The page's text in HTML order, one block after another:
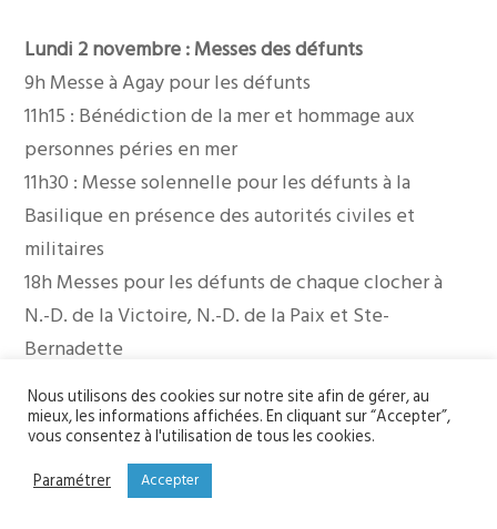
Lundi 2 novembre : Messes des défunts
9h Messe à Agay pour les défunts
11h15 : Bénédiction de la mer et hommage aux
personnes péries en mer
11h30 : Messe solennelle pour les défunts à la
Basilique en présence des autorités civiles et
militaires
18h Messes pour les défunts de chaque clocher à
N.-D. de la Victoire, N.-D. de la Paix et Ste-
Bernadette
YOU MIGHT ALSO LIKE
One of the following
Nous utilisons des cookies sur notre site afin de gérer, au
mieux, les informations affichées. En cliquant sur “Accepter”,
vous consentez à l'utilisation de tous les cookies.
Paramétrer
Accepter